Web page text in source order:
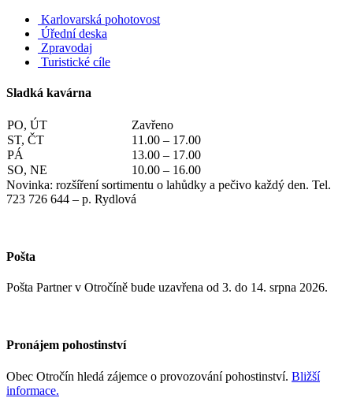
Karlovarská pohotovost
Úřední deska
Zpravodaj
Turistické cíle
Sladká kavárna
PO, ÚT
Zavřeno
ST, ČT
11.00 – 17.00
PÁ
13.00 – 17.00
SO, NE
10.00 – 16.00
Novinka: rozšíření sortimentu o lahůdky a pečivo každý den. Tel.
723 726 644 – p. Rydlová
Pošta
Pošta Partner v Otročíně bude uzavřena od 3. do 14. srpna 2026.
Pronájem pohostinství
Obec Otročín hledá zájemce o provozování pohostinství. Bližší
informace.